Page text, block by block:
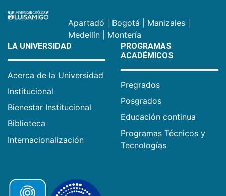
Apartadó Bogotá Manizales
Medellín
Montería
LA UNIVERSIDAD
Acerca de la Universidad
Institucional
Bienestar Institucional
Biblioteca
Internacionalización
PROGRAMAS
ACADÉMICOS
Pregrados
Posgrados
Educación continua
Programas Técnicos y
Tecnologías